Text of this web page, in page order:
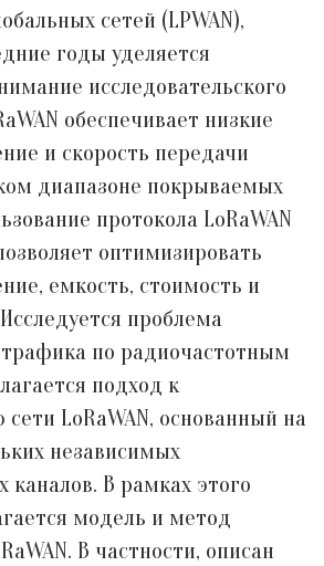
сетей (LPWAN),
годы уделяется
исследовательского
обеспечивает низкие
и скорость передачи
диапазоне покрываемых
протокола LoRaWAN
оптимизировать
емкость, стоимость и
проблема
по радиочастотным
подход к
LoRaWAN, основанный на
независимых
каналов. В рамках этого
модель и метод
В частности, описан